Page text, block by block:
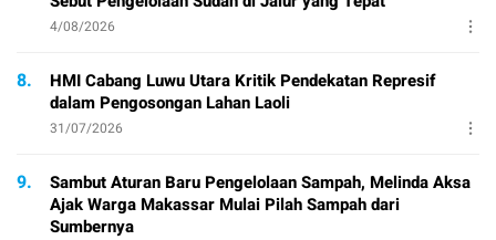
4/08/2026
8.
HMI Cabang Luwu Utara Kritik Pendekatan Represif
dalam Pengosongan Lahan Laoli
31/07/2026
9.
Sambut Aturan Baru Pengelolaan Sampah, Melinda Aksa
Ajak Warga Makassar Mulai Pilah Sampah dari
Sumbernya